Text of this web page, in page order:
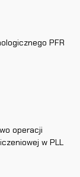
PFR
operacji
w PLL